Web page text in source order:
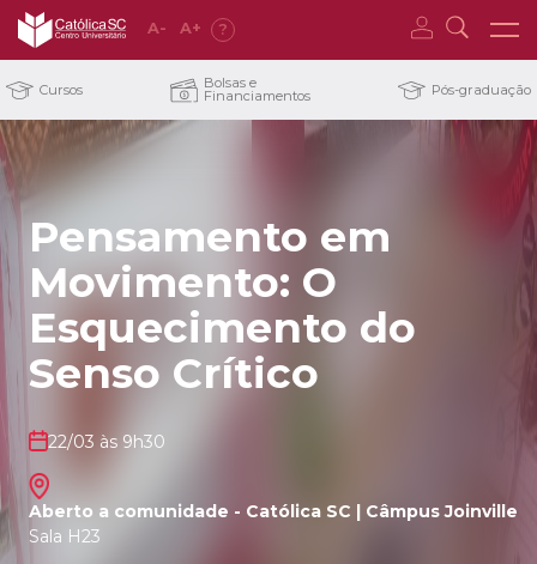
A- A+ ?
Cursos Bolsas e
Financiamentos Pós-graduação
Pensamento em
Movimento: O
Esquecimento do
Senso Crítico
22/03 às 9h30
Aberto a comunidade - Católica SC | Câmpus Joinville
Sala H23